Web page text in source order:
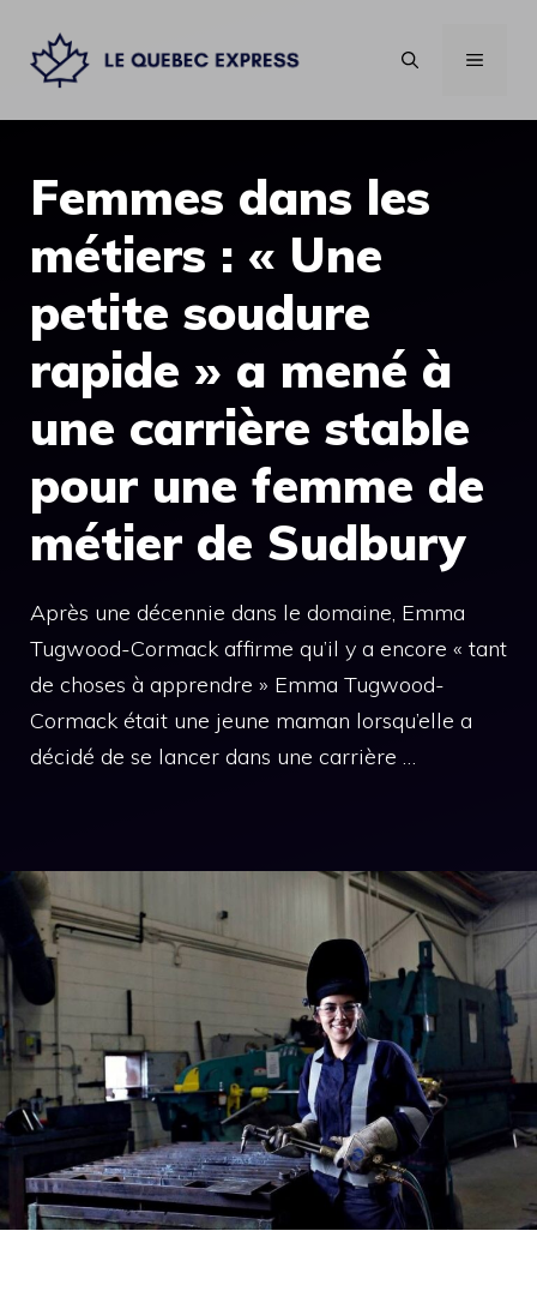
contenu
MENU
Femmes dans les
métiers : « Une
petite soudure
rapide » a mené à
une carrière stable
pour une femme de
métier de Sudbury
Après une décennie dans le domaine, Emma
Tugwood-Cormack affirme qu’il y a encore « tant
de choses à apprendre » Emma Tugwood-
Cormack était une jeune maman lorsqu’elle a
décidé de se lancer dans une carrière …